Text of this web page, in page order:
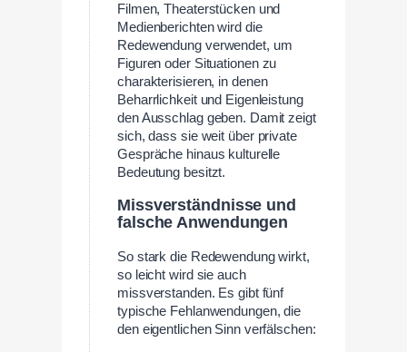
Filmen, Theaterstücken und
Medienberichten wird die
Redewendung verwendet, um
Figuren oder Situationen zu
charakterisieren, in denen
Beharrlichkeit und Eigenleistung
den Ausschlag geben. Damit zeigt
sich, dass sie weit über private
Gespräche hinaus kulturelle
Bedeutung besitzt.
Missverständnisse und
falsche Anwendungen
So stark die Redewendung wirkt,
so leicht wird sie auch
missverstanden. Es gibt fünf
typische Fehlanwendungen, die
den eigentlichen Sinn verfälschen: